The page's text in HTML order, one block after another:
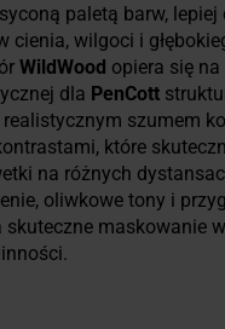
paletą barw,
cienia, wilgoci i
WildWood opiera się na
dla PenCott
szumem
które
na różnych
oliwkowe tony i
skuteczne maskowanie